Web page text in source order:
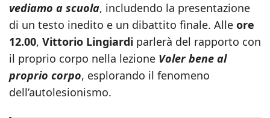
vediamo a scuola, includendo la presentazione
di un testo inedito e un dibattito finale. Alle ore
12.00, Vittorio Lingiardi parlerà del rapporto con
il proprio corpo nella lezione Voler bene al
proprio corpo, esplorando il fenomeno
dell’autolesionismo.